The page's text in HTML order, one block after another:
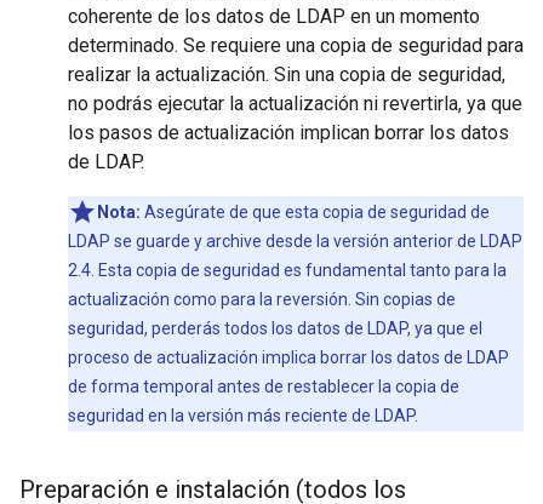
coherente de los datos de LDAP en un momento
determinado. Se requiere una copia de seguridad para
realizar la actualización. Sin una copia de seguridad,
no podrás ejecutar la actualización ni revertirla, ya que
los pasos de actualización implican borrar los datos
de LDAP.
Nota: Asegúrate de que esta copia de seguridad de
LDAP se guarde y archive desde la versión anterior de LDAP
2.4. Esta copia de seguridad es fundamental tanto para la
actualización como para la reversión. Sin copias de
seguridad, perderás todos los datos de LDAP, ya que el
proceso de actualización implica borrar los datos de LDAP
de forma temporal antes de restablecer la copia de
seguridad en la versión más reciente de LDAP.
Preparación e instalación (todos los